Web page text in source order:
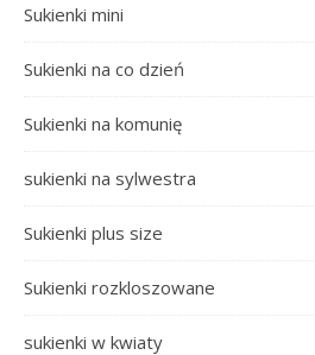
Sukienki mini
Sukienki na co dzień
Sukienki na komunię
sukienki na sylwestra
Sukienki plus size
Sukienki rozkloszowane
sukienki w kwiaty